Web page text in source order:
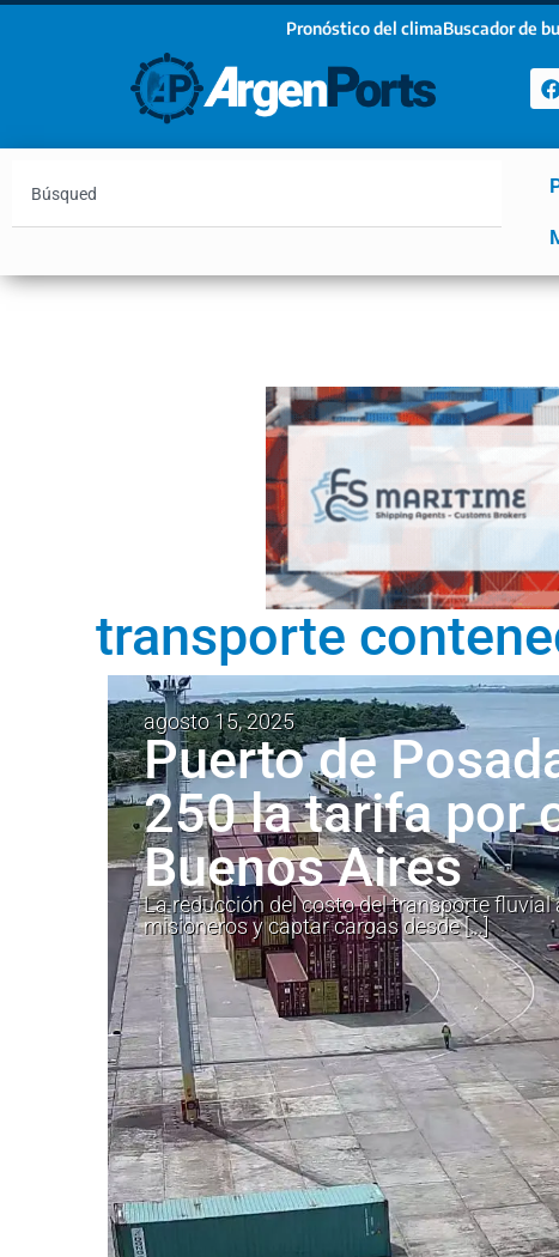
Pronóstico del climaBuscador de
transporte
agosto 15, 2025
Puerto de
250 la tarifa por
Buenos Aires
La reducción del costo del transporte
misioneros y captar cargas desde […]
¡Sumate a nuestro Newsletter!
Email
Estoy de acuerdo con las condiciones y políticas de